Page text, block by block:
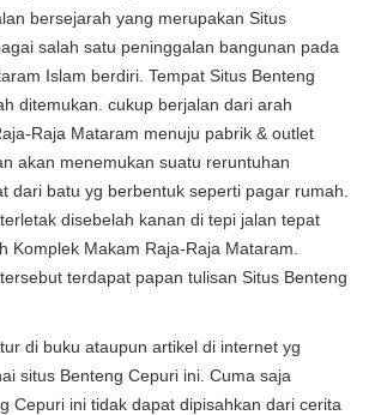
bersejarah yang merupakan Situs
salah satu peninggalan bangunan pada
Islam berdiri. Tempat Situs Benteng
ditemukan. cukup berjalan dari arah
Raja Mataram menuju pabrik & outlet
akan menemukan suatu reruntuhan
dari batu yg berbentuk seperti pagar rumah.
disebelah kanan di tepi jalan tepat
Komplek Makam Raja-Raja Mataram.
terdapat papan tulisan Situs Benteng
di buku ataupun artikel di internet yg
situs Benteng Cepuri ini. Cuma saja
Cepuri ini tidak dapat dipisahkan dari cerita